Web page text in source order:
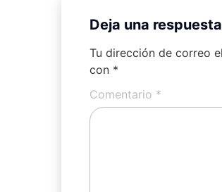
Deja una respuesta
Tu dirección de correo
con *
Comentario *